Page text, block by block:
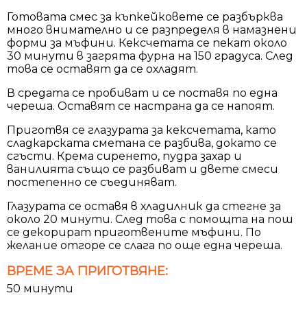
Готовата смес за къпкейковете се разбърква
много внимателно и се разпределя в намазнени
форми за мъфини. Кексчетата се пекат около
30 минути в загрята фурна на 150 градуса. След
това се оставят да се охладят.
В средата се пробиват и се поставя по една
череша. Оставят се настрана да се напоят.
Приготвя се глазурата за кексчетата, като
сладкарската сметана се разбива, докато се
сгъсти. Крема сиренето, пудра захар и
ванилията също се разбиват и двете смеси
постепенно се съединяват.
Глазурата се оставя в хладилник да стегне за
около 20 минути. След това с помощта на пош
се декорират приготвените мъфини. По
желание отгоре се слага по още една череша.
ВРЕМЕ ЗА ПРИГОТВЯНЕ:
50 минути